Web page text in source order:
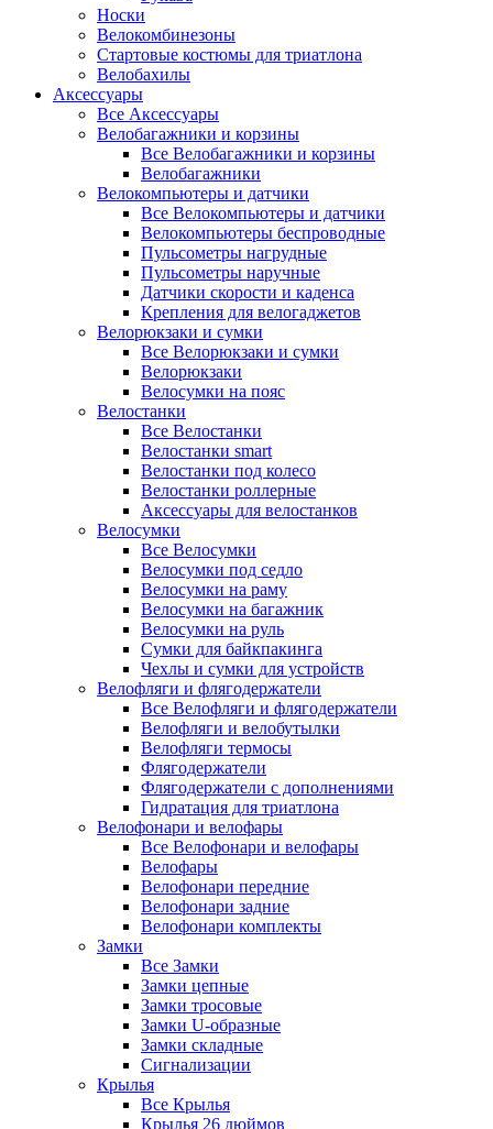
Носки
Велокомбинезоны
Стартовые костюмы для триатлона
Велобахилы
Аксессуары
Все Аксессуары
Велобагажники и корзины
Все Велобагажники и корзины
Велобагажники
Велокомпьютеры и датчики
Все Велокомпьютеры и датчики
Велокомпьютеры беспроводные
Пульсометры нагрудные
Пульсометры наручные
Датчики скорости и каденса
Крепления для велогаджетов
Велорюкзаки и сумки
Все Велорюкзаки и сумки
Велорюкзаки
Велосумки на пояс
Велостанки
Все Велостанки
Велостанки smart
Велостанки под колесо
Велостанки роллерные
Аксессуары для велостанков
Велосумки
Все Велосумки
Велосумки под седло
Велосумки на раму
Велосумки на багажник
Велосумки на руль
Сумки для байкпакинга
Чехлы и сумки для устройств
Велофляги и флягодержатели
Все Велофляги и флягодержатели
Велофляги и велобутылки
Велофляги термосы
Флягодержатели
Флягодержатели с дополнениями
Гидратация для триатлона
Велофонари и велофары
Все Велофонари и велофары
Велофары
Велофонари передние
Велофонари задние
Велофонари комплекты
Замки
Все Замки
Замки цепные
Замки тросовые
Замки U-образные
Замки складные
Сигнализации
Крылья
Все Крылья
Крылья 26 дюймов